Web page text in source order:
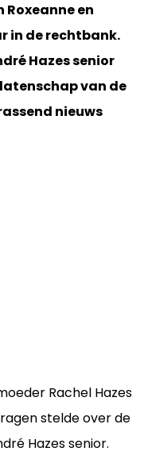
Roxeanne en
in de rechtbank.
Hazes senior
van de
nieuws
Rachel Hazes
stelde over de
Hazes senior.